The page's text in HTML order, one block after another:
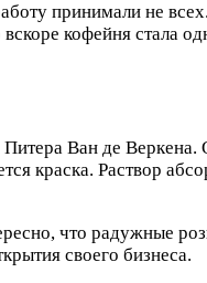
принимали не
кофейня стала
Ван де
краска. Раствор
что радужные
своего бизнеса.